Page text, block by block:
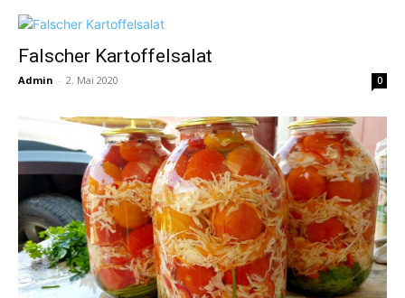
Falscher Kartoffelsalat
Admin - 2. Mai 2020 0